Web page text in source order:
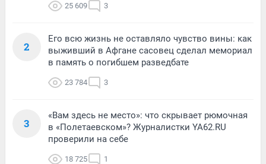
25 609 3
2
Его всю жизнь не оставляло чувство вины: как
выживший в Афгане сасовец сделал мемориал
в память о погибшем разведбате
23 784 3
3
«Вам здесь не место»: что скрывает рюмочная
в «Полетаевском»? Журналистки YA62.RU
проверили на себе
18 725 1